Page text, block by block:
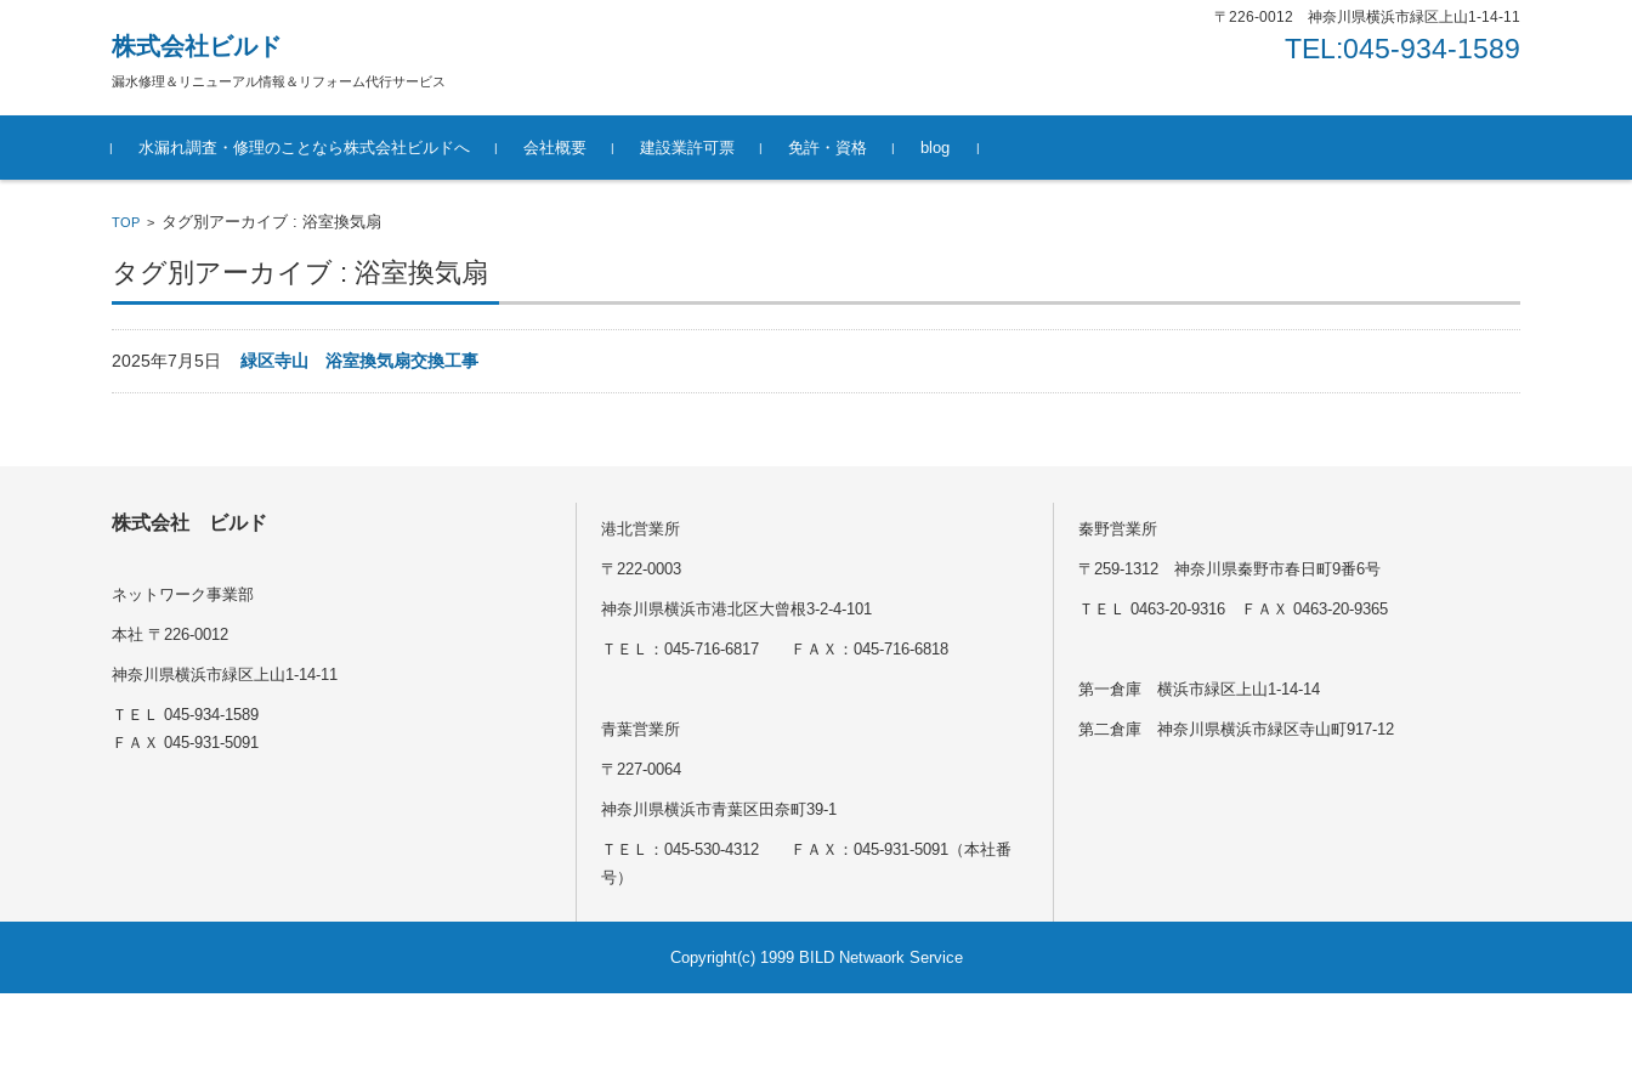
株式会社ビルド
漏水修理＆リニューアル情報＆リフォーム代行サービス
〒226-0012 神奈川県横浜市緑区上山1-14-11
TEL:045-934-1589
コンテンツに移動
水漏れ調査・修理のことなら株式会社ビルドへ
会社概要 建設業許可票 免許・資格 blog
TOP > タグ別アーカイブ : 浴室換気扇
タグ別アーカイブ : 浴室換気扇
2025年7月5日 緑区寺山 浴室換気扇交換工事
株式会社 ビルド
ネットワーク事業部
本社 〒226-0012
神奈川県横浜市緑区上山1-14-11
ＴＥＬ 045-934-1589
ＦＡＸ 045-931-5091
港北営業所
〒222-0003
神奈川県横浜市港北区大曾根3-2-4-101
ＴＥＬ：045-716-6817 ＦＡＸ：045-716-6818
青葉営業所
〒227-0064
神奈川県横浜市青葉区田奈町39-1
ＴＥＬ：045-530-4312 ＦＡＸ：045-931-5091（本社番
号）
秦野営業所
〒259-1312 神奈川県秦野市春日町9番6号
ＴＥＬ 0463-20-9316 ＦＡＸ 0463-20-9365
第一倉庫 横浜市緑区上山1-14-14
第二倉庫 神奈川県横浜市緑区寺山町917-12
Copyright(c) 1999 BILD Netwaork Service